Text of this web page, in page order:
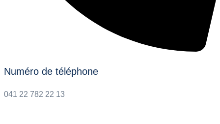
Numéro de téléphone
041 22 782 22 13